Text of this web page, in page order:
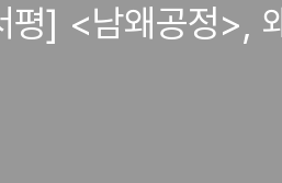
] <남왜공정>,